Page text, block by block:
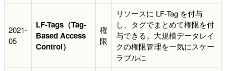
2021-
05
LF-Tags（Tag-
Based Access
Control）
権
限
リソースに LF-Tag を付与
し、タグでまとめて権限を付
与できる。大規模データレイ
クの権限管理を一気にスケー
ラブルに